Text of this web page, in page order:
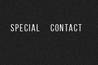
SPECIAL CONTACT